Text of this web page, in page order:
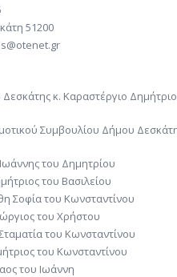
51200
κ. Καραστέργιο Δημήτριο
Συμβουλίου Δήμου
του Δημητρίου
του Βασιλείου
Σοφία του Κωνσταντίνου
του Χρήστου
του Κωνσταντίνου
του Κωνσταντίνου
του Ιωάννη